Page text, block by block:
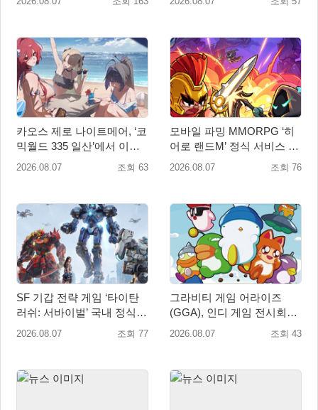
카오스 제로 나이트메어, ‘코
믹월드 335 일산’에서 이용
자 소통 예고
2026.08.07 조회 63
모바일 파밍 MMORPG ‘히
어로 랜드M’ 정식 서비스 돌
입
2026.08.07 조회 76
SF 기갑 전략 게임 ‘타이탄
러쉬: 서바이벌’ 국내 정식
출시
2026.08.07 조회 77
그라비티 게임 어라이즈
(GGA), 인디 게임 전시회
‘도쿄 게임 던전 13’ 참가!
2026.08.07 조회 43